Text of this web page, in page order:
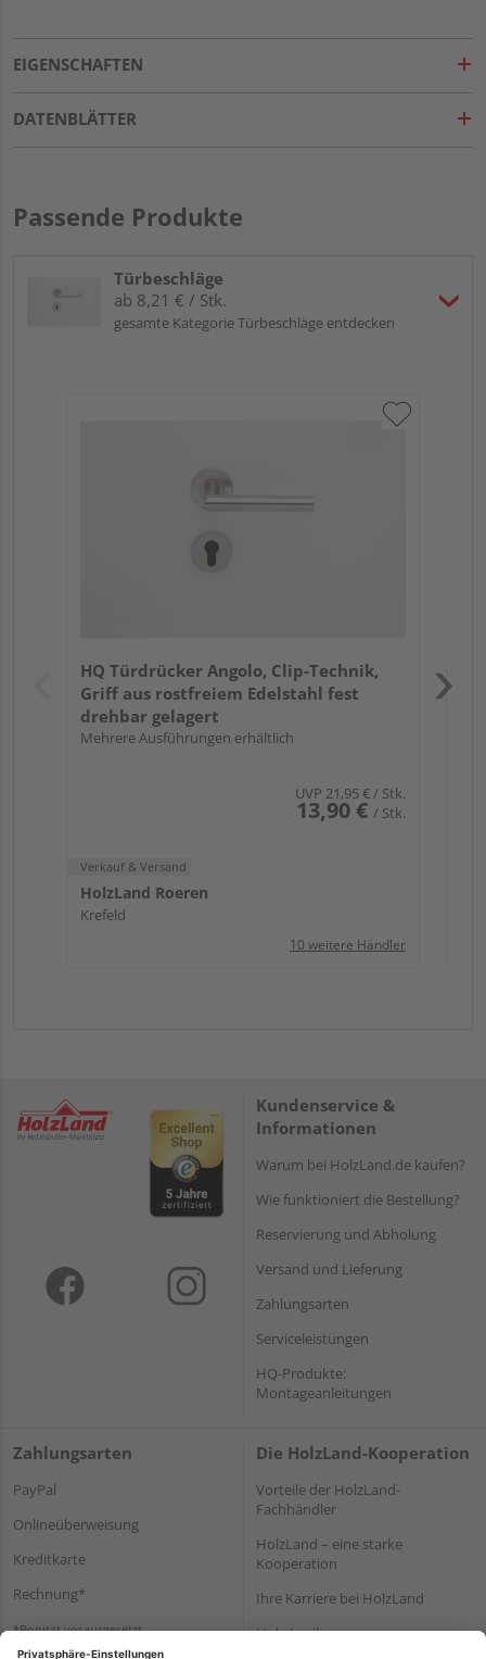
EIGENSCHAFTEN
DATENBLÄTTER
Passende Produkte
Türbeschläge
ab 8,21 € / Stk.
gesamte Kategorie Türbeschläge entdecken
HQ Türdrücker Angolo, Clip-Technik,
Griff aus rostfreiem Edelstahl fest
drehbar gelagert
Mehrere Ausführungen erhältlich
UVP 21,95 €/ Stk.
13,90 € / Stk.
Verkauf & Versand
HolzLand Roeren
Krefeld
10 weitere Händler
Kundenservice &
Informationen
Warum bei HolzLand.de kaufen?
Wie funktioniert die Bestellung?
Reservierung und Abholung
Versand und Lieferung
Zahlungsarten
Serviceleistungen
HQ-Produkte:
Montageanleitungen
Zahlungsarten
PayPal
Onlineüberweisung
Kreditkarte
Rechnung*
*Bonität vorausgesetzt
Die HolzLand-Kooperation
Vorteile der HolzLand-
Fachhändler
HolzLand – eine starke
Kooperation
Ihre Karriere bei HolzLand
Holz-Lexikon